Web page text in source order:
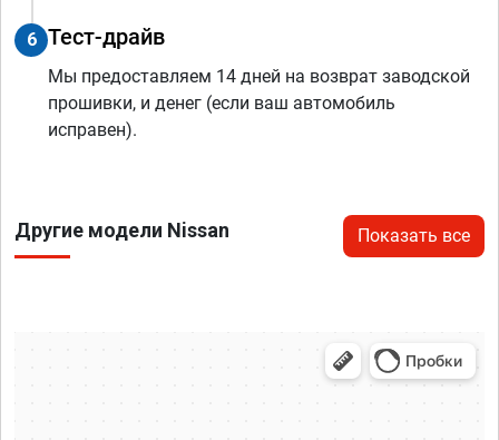
6 Тест-драйв
Мы предоставляем 14 дней на возврат заводской
прошивки, и денег (если ваш автомобиль
исправен).
Другие модели Nissan Показать все